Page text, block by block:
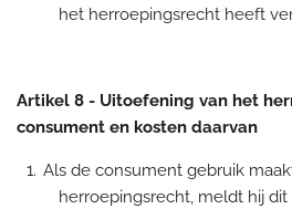
het herroepingsrecht heeft
Artikel 8 - Uitoefening van het
consument en kosten daarvan
Als de consument gebruik
herroepingsrecht, meldt hij